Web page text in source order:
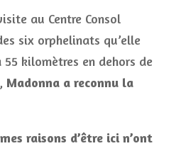
au Centre Consol
six orphelinats qu’elle
kilomètres en dehors de
Madonna a reconnu la
raisons d’être ici n’ont